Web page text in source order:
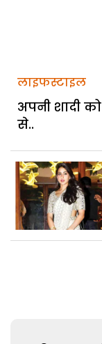
लाइफस्टाइल
अपनी शादी
से..